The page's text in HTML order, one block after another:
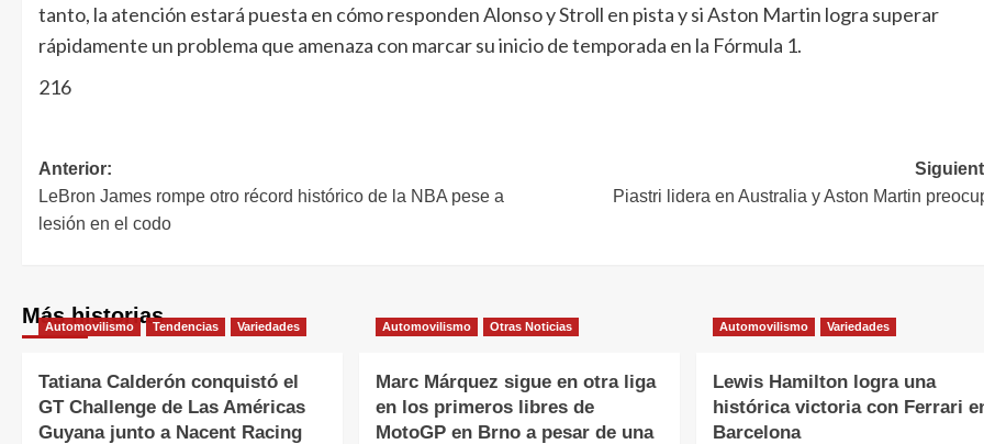
tanto, la atención estará puesta en cómo responden Alonso y Stroll en pista y si Aston Martin logra superar
rápidamente un problema que amenaza con marcar su inicio de temporada en la Fórmula 1.
216
Anterior:
LeBron James rompe otro récord histórico de la NBA pese a
lesión en el codo
Piastri lidera en Australia y Aston Martin
Más historias
Automovilismo Tendencias Variedades
Tatiana Calderón conquistó el
GT Challenge de Las Américas
Guyana junto a Nacent Racing
Automovilismo Otras Noticias
Marc Márquez sigue en otra liga
en los primeros libres de
MotoGP en Brno a pesar de una
Automovilismo Variedades
Lewis Hamilton logra una
histórica victoria con Ferrari
Barcelona